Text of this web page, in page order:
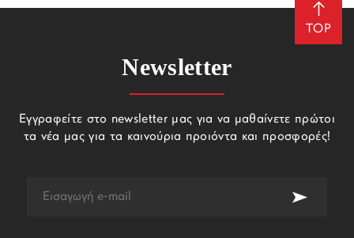
TOP
Newsletter
Εγγραφείτε στο newsletter μας για να μαθαίνετε πρώτοι
τα νέα μας για τα καινούρια προιόντα και προσφορές!